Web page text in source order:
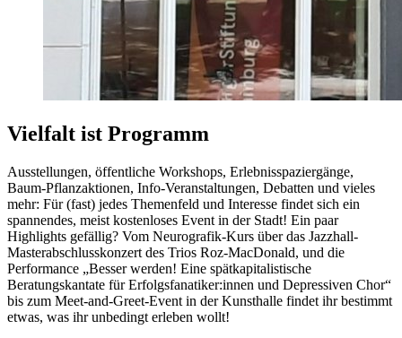
Vielfalt ist Programm
Ausstellungen, öffentliche Workshops, Erlebnisspaziergänge,
Baum-Pflanzaktionen, Info-Veranstaltungen, Debatten und vieles
mehr: Für (fast) jedes Themenfeld und Interesse findet sich ein
spannendes, meist kostenloses Event in der Stadt! Ein paar
Highlights gefällig? Vom Neurografik-Kurs über das Jazzhall-
Masterabschlusskonzert des Trios Roz-MacDonald, und die
Performance „Besser werden! Eine spätkapitalistische
Beratungskantate für Erfolgsfanatiker:innen und Depressiven Chor“
bis zum Meet-and-Greet-Event in der Kunsthalle findet ihr bestimmt
etwas, was ihr unbedingt erleben wollt!